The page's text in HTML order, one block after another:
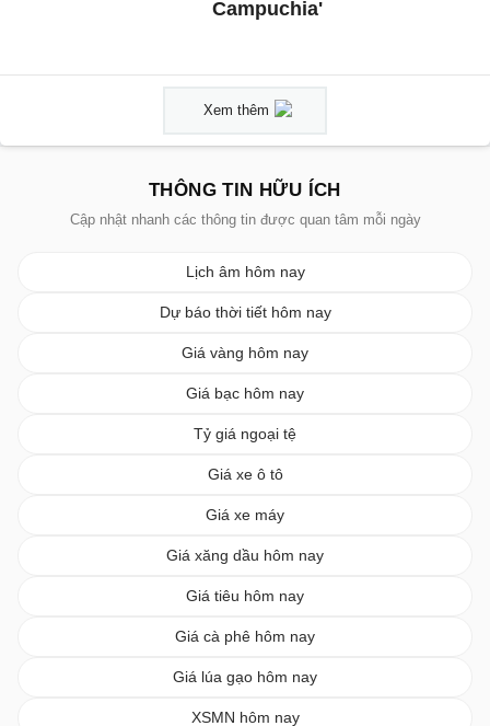
Campuchia'
Xem thêm
THÔNG TIN HỮU ÍCH
Cập nhật nhanh các thông tin được quan tâm mỗi ngày
Lịch âm hôm nay
Dự báo thời tiết hôm nay
Giá vàng hôm nay
Giá bạc hôm nay
Tỷ giá ngoại tệ
Giá xe ô tô
Giá xe máy
Giá xăng dầu hôm nay
Giá tiêu hôm nay
Giá cà phê hôm nay
Giá lúa gạo hôm nay
XSMN hôm nay